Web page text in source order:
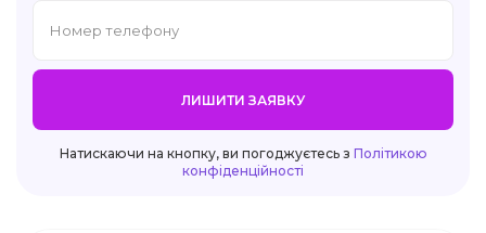
ЛИШИТИ ЗАЯВКУ
Натискаючи на кнопку, ви погоджуєтесь з Політикою
конфіденційності